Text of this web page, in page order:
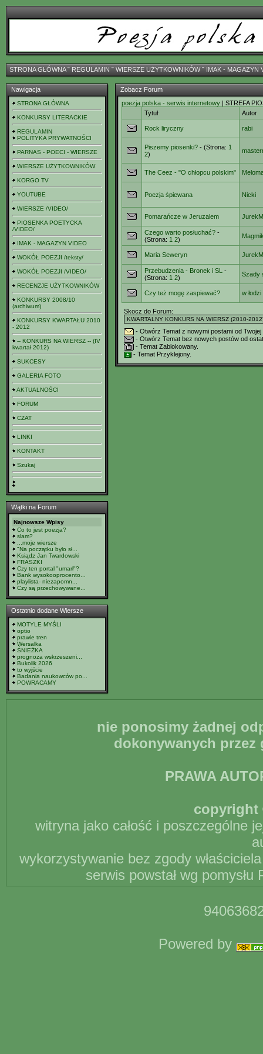
STRONA GŁÓWNAˇ REGULAMIN ˇ WIERSZE UŻYTKOWNIKÓWˇ IMAK - MAGAZYN
Nawigacja
STRONA GŁÓWNA
KONKURSY LITERACKIE
REGULAMIN
POLITYKA PRYWATNOŚCI
PARNAS - POECI - WIERSZE
WIERSZE UŻYTKOWNIKÓW
KORGO TV
YOUTUBE
WIERSZE /VIDEO/
PIOSENKA POETYCKA
/VIDEO/
IMAK - MAGAZYN VIDEO
WOKÓŁ POEZJI /teksty/
WOKÓŁ POEZJI /VIDEO/
RECENZJE UŻYTKOWNIKÓW
KONKURSY 2008/10
(archiwum)
KONKURSY KWARTAŁU 2010
- 2012
-- KONKURS NA WIERSZ -- (IV
kwartał 2012)
SUKCESY
GALERIA FOTO
AKTUALNOŚCI
FORUM
CZAT
LINKI
KONTAKT
Szukaj
Wątki na Forum
Najnowsze Wpisy
Co to jest poezja?
slam?
...moje wiersze
"Na początku było sł...
Ksiądz Jan Twardowski
FRASZKI
Czy ten portal "umarł"?
Bank wysokooprocento...
playlista- niezapomn...
Czy są przechowywane...
Ostatnio dodane Wiersze
MOTYLE MYŚLI
optio
prawie tren
Wersalka
ŚNIEŻKA
prognoza wskrzeszeni...
Bukolik 2026
to wyjście
Badania naukowców po...
POWRACAMY
Zobacz Forum
poezja polska - serwis internetowy | STREFA
Tytuł
Autor
Rock liryczny rabi
Piszemy piosenki? - (Strona: 1
2)
The Ceez - "O chłopcu polskim"
Poezja śpiewana Nicki
Pomarańcze w Jeruzalem JurekM
Czego warto posłuchać? -
(Strona: 1 2)
Maria Seweryn JurekM
Przebudzenia - Bronek i SL -
(Strona: 1 2) Szady
Czy też mogę zaspiewać? w
Skocz do Forum:
- Otwórz Temat z nowymi postami od
- Otwórz Temat bez nowych postów od
- Temat Zablokowany.
- Temat Przyklejony.
nie ponosimy żadnej
dokonywanych
PRAWA
copyright
witryna jako całość i poszczególne
wykorzystywanie bez zgody
serwis powstał wg
Powered by